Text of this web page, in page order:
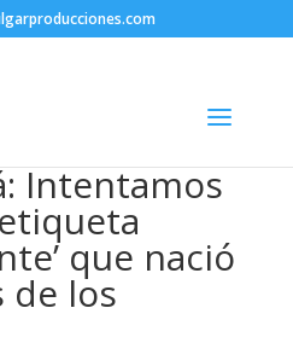
Intentamos
que nació
de los